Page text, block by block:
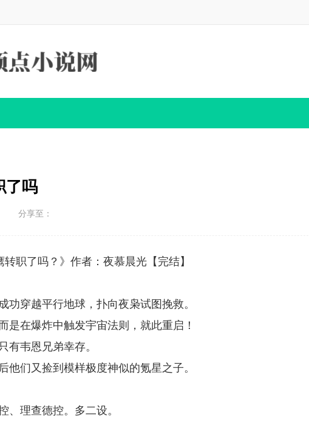
了吗
分享至：
职了吗？》作者：夜慕晨光【完结】
穿越平行地球，扑向夜枭试图挽救。
是在爆炸中触发宇宙法则，就此重启！
有韦恩兄弟幸存。
们又捡到模样极度神似的氪星之子。
理查德控。多二设。